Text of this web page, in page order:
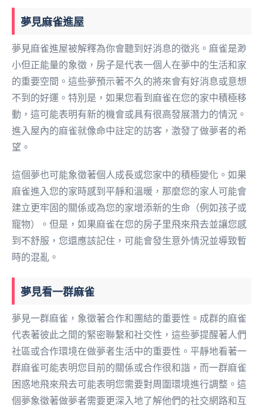
夢見麻雀進屋
夢見麻雀進屋被解釋為你會聽到好消息的徵兆。麻雀是渺
小但正能量的象徵，房子是代表一個人在夢中的生活和家
的重要空間。這些夢預示著不久的將來會有好消息或意想
不到的好運。特別是，如果您看到麻雀在您的家中積極移
動，這可能表明有新的機會或具有很高發展潛力的情況。
進入屋內的麻雀就像命中註定的訪客，激發了做夢者的希
望。
這個夢也可能象徵著個人成長或您家中的積極變化。如果
麻雀進入您的家時感到平靜和溫暖，那麼您的家人可能會
建立更牢固的關係或為您的家增添新的生命（例如孩子或
寵物）。但是，如果麻雀在您的房子里飛來飛去並讓您感
到不舒服，您還應該記住，可能會發生意外情況並導致暫
時的混亂。
夢見看一群麻雀
夢見一群麻雀，象徵著合作和團結的重要性。成群的麻雀
代表著彼此之間的緊密聯繫和社交性，這些夢提醒著人們
社區或合作環境在做夢者生活中的重要性。平靜地看著一
群麻雀可能表明您目前的關係或合作很和諧，而一群麻雀
困惑地飛來飛去可能表明您需要對周圍環境進行調整。這
個夢象徵著做夢者需要更深入地了解他們的社交網路和互